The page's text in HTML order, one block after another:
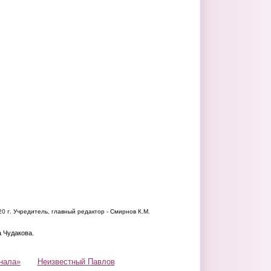
г. Учредитель, главный редактор - Смирнов К.М.
Неизвестный Павлов